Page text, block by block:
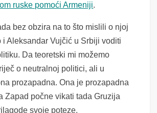
ruske pomoći Armeniji.
bez obzira na to što mislili o njoj
i Aleksandar Vujčić u Srbiji voditi
Da teoretski mi možemo
o neutralnoj politici, ali u
prozapadna. Ona je prozapadna
Zapad počne vikati tada Gruzija
svoje poteze.